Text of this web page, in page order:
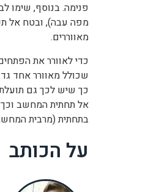
פנימה. בנוסף, שימו
מפה עבה), ובטח אל
מאווררים.
כדי לאוורר את
שכולל מאוורר אחד
כך שיש לכך גם
אל תחתית המחשב וכך
בתחתית (מרבית
על הכותב